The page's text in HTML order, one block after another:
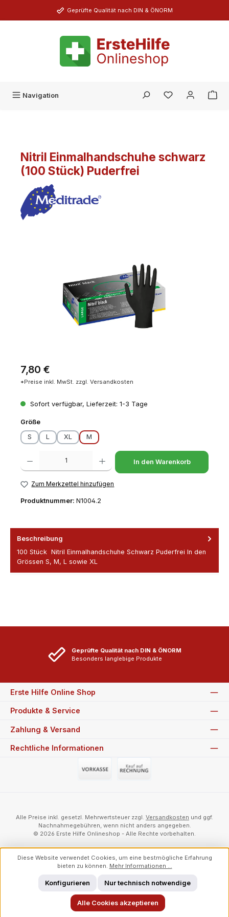
Zum Hauptinhalt springenGeprüfte Qualität nach DIN & ÖNORM
Navigation Du hast 0
Nitril Einmalhandschuhe schwarz
(100 Stück) Puderfrei
Regulärer Preis:
7,80 €
*Preise inkl. MwSt. zzgl. Versandkosten
Sofort verfügbar, Lieferzeit: 1-3 Tage
Größeauswählen
S
L XL M
Produkt Anzahl: Gib den gewünschten Wert ein oder benutze die
In den Warenkorb
Zum Merkzettel hinzufügen
Produktnummer: N1004.2
Beschreibung
100 Stück Nitril Einmalhandschuhe Schwarz Puderfrei In den
Grössen S, M, L sowie XL
Geprüfte Qualität nach DIN & ÖNORM
Besonders langlebige Produkte
Erste Hilfe Online Shop
Produkte & Service
Zahlung & Versand
Rechtliche Informationen
Alle Preise inkl. gesetzl. Mehrwertsteuer zzgl. Versandkosten und ggf.
Nachnahmegebühren, wenn nicht anders angegeben.
© 2026 Erste Hilfe Onlineshop - Alle Rechte vorbehalten.
Diese Website verwendet Cookies, um eine bestmögliche Erfahrung
bieten zu können. Mehr Informationen ...
Nur technisch notwendige
Konfigurieren
Alle Cookies akzeptieren